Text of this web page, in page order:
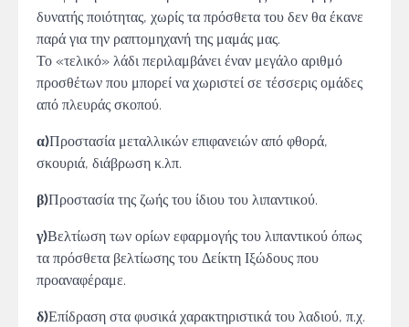
δυνατής ποιότητας, χωρίς τα πρόσθετα του δεν θα έκανε
παρά για την ραπτομηχανή της μαμάς μας.
Το «τελικό» λάδι περιλαμβάνει έναν μεγάλο αριθμό
προσθέτων που μπορεί να χωριστεί σε τέσσερις ομάδες
από πλευράς σκοπού.
α)Προστασία μεταλλικών επιφανειών από φθορά,
σκουριά, διάβρωση κ.λπ.
β)Προστασία της ζωής του ίδιου του λιπαντικού.
γ)Βελτίωση των ορίων εφαρμογής του λιπαντικού όπως
τα πρόσθετα βελτίωσης του Δείκτη Ιξώδους που
προαναφέραμε.
δ)Επίδραση στα φυσικά χαρακτηριστικά του λαδιού, π.χ.